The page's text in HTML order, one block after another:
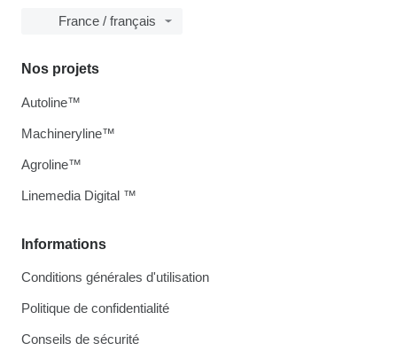
France / français
Informations
Conditions générales d'utilisation
Politique de confidentialité
Conseils de sécurité
Nos projets
Autoline™
Machineryline™
Agroline™
Linemedia Digital ™